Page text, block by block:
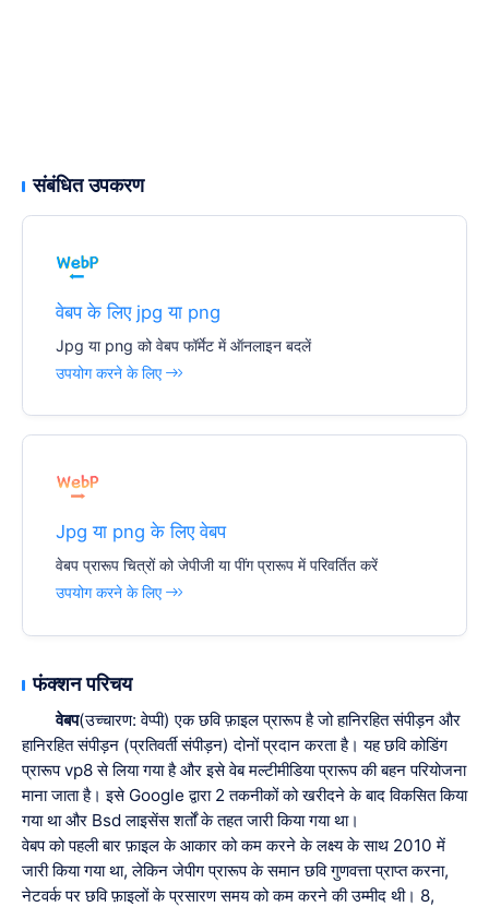
संबंधित उपकरण
वेबप के लिए jpg या png
Jpg या png को वेबप फॉर्मेट में ऑनलाइन बदलें
उपयोग करने के लिए
Jpg या png के लिए वेबप
वेबप प्रारूप चित्रों को जेपीजी या पींग प्रारूप में परिवर्तित करें
उपयोग करने के लिए
फंक्शन परिचय
वेबप(उच्चारण: वेप्पी) एक छवि फ़ाइल प्रारूप है जो हानिरहित संपीड़न और
हानिरहित संपीड़न (प्रतिवर्ती संपीड़न) दोनों प्रदान करता है। यह छवि कोडिंग
प्रारूप vp8 से लिया गया है और इसे वेब मल्टीमीडिया प्रारूप की बहन परियोजना
माना जाता है। इसे Google द्वारा 2 तकनीकों को खरीदने के बाद विकसित किया
गया था और Bsd लाइसेंस शर्तों के तहत जारी किया गया था।
वेबप को पहली बार फ़ाइल के आकार को कम करने के लक्ष्य के साथ 2010 में
जारी किया गया था, लेकिन जेपीग प्रारूप के समान छवि गुणवत्ता प्राप्त करना,
नेटवर्क पर छवि फ़ाइलों के प्रसारण समय को कम करने की उम्मीद थी। 8,